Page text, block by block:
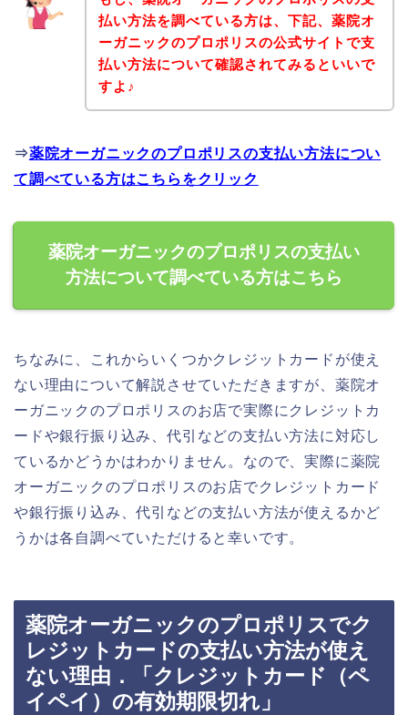
払い方法を調べている方は、下記、薬院オ
ーガニックのプロポリスの公式サイトで支
払い方法について確認されてみるといいで
すよ♪
⇒薬院オーガニックのプロポリスの支払い方法につい
て調べている方はこちらをクリック
薬院オーガニックのプロポリスの支払い
方法について調べている方はこちら
ちなみに、これからいくつかクレジットカードが使え
ない理由について解説させていただきますが、薬院オ
ーガニックのプロポリスのお店で実際にクレジットカ
ードや銀行振り込み、代引などの支払い方法に対応し
ているかどうかはわかりません。なので、実際に薬院
オーガニックのプロポリスのお店でクレジットカード
や銀行振り込み、代引などの支払い方法が使えるかど
うかは各自調べていただけると幸いです。
薬院オーガニックのプロポリスでク
レジットカードの支払い方法が使え
ない理由．「クレジットカード（ペ
イペイ）の有効期限切れ」